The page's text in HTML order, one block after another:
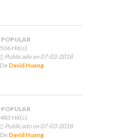
POPULAR
506 Hit(s)
Publicado en 07-03-2018
De David Huang
POPULAR
483 Hit(s)
Publicado en 07-03-2018
De David Huang